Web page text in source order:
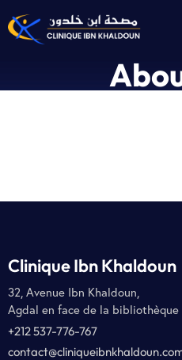
Clinique Ibn Khaldoun
32, Avenue Ibn Khaldoun,
Agdal en face de la
+212 537-776-767